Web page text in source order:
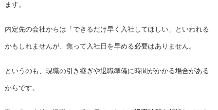
ます。
内定先の会社からは「できるだけ早く入社してほしい」といわれる
かもしれませんが、焦って入社日を早める必要はありません。
というのも、現職の引き継ぎや退職準備に時間がかかる場合がある
からです。